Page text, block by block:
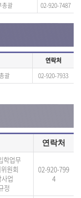
총괄 02-920-7487
연락처
괄 02-920-7933
연락처
학업무
원회
사업
정
02-920-799
4